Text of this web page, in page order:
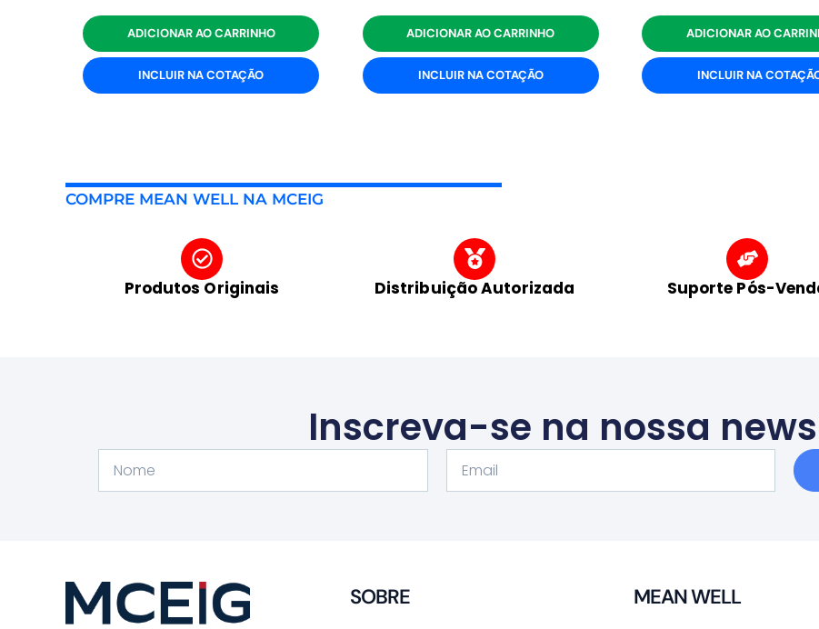
ADICIONAR AO CARRINHO
INCLUIR NA COTAÇÃO
ADICIONAR AO CARRINHO
INCLUIR NA COTAÇÃO
ADICIONAR AO
INCLUIR NA
COMPRE MEAN WELL NA MCEIG
Produtos Originais Distribuição Autorizada Suporte Pós-
Inscreva-se na nossa
SOBRE MEAN WELL